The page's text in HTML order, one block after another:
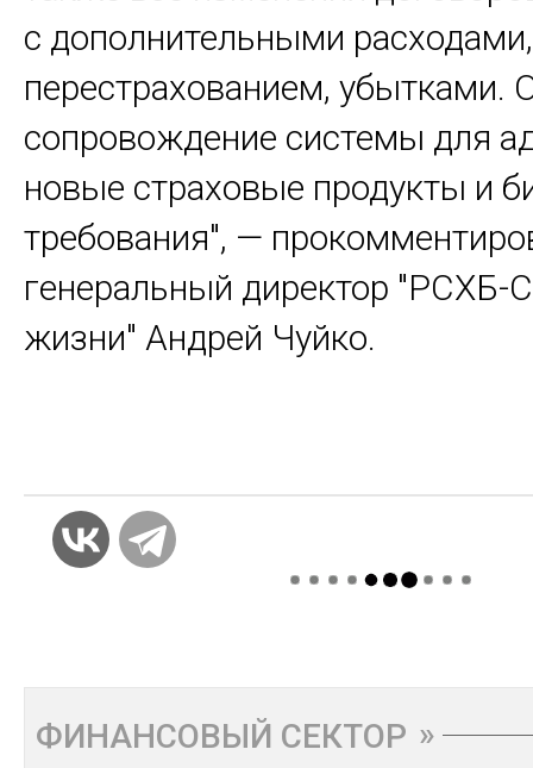
с дополнительными расходами,
перестрахованием, убытками.
сопровождение системы для
новые страховые продукты и
требования", —
генеральный директор "РСХБ-
жизни" Андрей Чуйко.
ФИНАНСОВЫЙ СЕКТОР